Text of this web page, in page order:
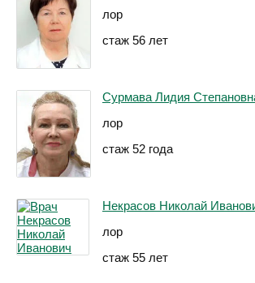
лор
стаж 56 лет
Сурмава Лидия
лор
стаж 52 года
Некрасов Николай
лор
стаж 55 лет